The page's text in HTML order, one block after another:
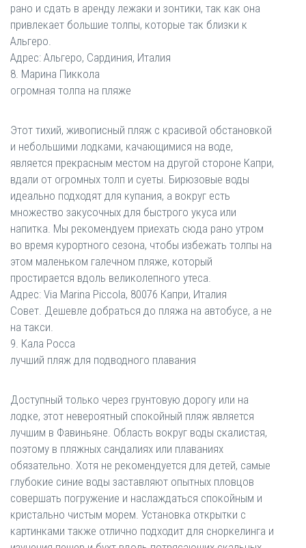
рано и сдать в аренду лежаки и зонтики, так как она
привлекает большие толпы, которые так близки к
Альгеро.
Адрес: Альгеро, Сардиния, Италия
8. Марина Пиккола
огромная толпа на пляже
Этот тихий, живописный пляж с красивой обстановкой
и небольшими лодками, качающимися на воде,
является прекрасным местом на другой стороне Капри,
вдали от огромных толп и суеты. Бирюзовые воды
идеально подходят для купания, а вокруг есть
множество закусочных для быстрого укуса или
напитка. Мы рекомендуем приехать сюда рано утром
во время курортного сезона, чтобы избежать толпы на
этом маленьком галечном пляже, который
простирается вдоль великолепного утеса.
Адрес: Via Marina Piccola, 80076 Капри, Италия
Совет. Дешевле добраться до пляжа на автобусе, а не
на такси.
9. Кала Росса
лучший пляж для подводного плавания
Доступный только через грунтовую дорогу или на
лодке, этот невероятный спокойный пляж является
лучшим в Фавиньяне. Область вокруг воды скалистая,
поэтому в пляжных сандалиях или плаваниях
обязательно. Хотя не рекомендуется для детей, самые
глубокие синие воды заставляют опытных пловцов
совершать погружение и наслаждаться спокойным и
кристально чистым морем. Установка открытки с
картинками также отлично подходит для сноркелинга и